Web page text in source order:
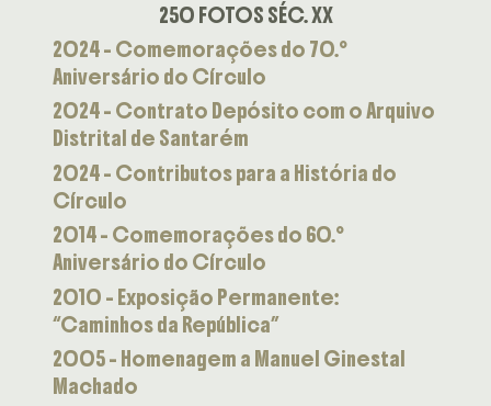
250 FOTOS SÉC. XX
2024 – Comemorações do 70.º
Aniversário do Círculo
2024 – Contrato Depósito com o Arquivo
Distrital de Santarém
2024 – Contributos para a História do
Círculo
2014 – Comemorações do 60.º
Aniversário do Círculo
2010 – Exposição Permanente:
“Caminhos da República”
2005 – Homenagem a Manuel Ginestal
Machado